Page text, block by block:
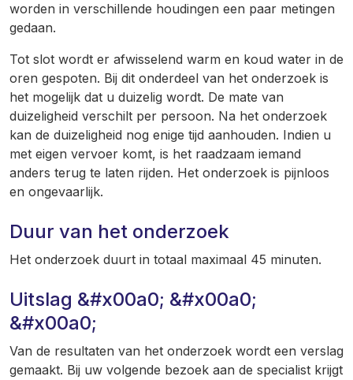
worden in verschillende houdingen een paar metingen
gedaan.
Tot slot wordt er afwisselend warm en koud water in de
oren gespoten. Bij dit onderdeel van het onderzoek is
het mogelijk dat u duizelig wordt. De mate van
duizeligheid verschilt per persoon. Na het onderzoek
kan de duizeligheid nog enige tijd aanhouden. Indien u
met eigen vervoer komt, is het raadzaam iemand
anders terug te laten rijden. Het onderzoek is pijnloos
en ongevaarlijk.
Duur van het onderzoek
Het onderzoek duurt in totaal maximaal 45 minuten.
Uitslag &#x00a0; &#x00a0;
&#x00a0;
Van de resultaten van het onderzoek wordt een verslag
gemaakt. Bij uw volgende bezoek aan de specialist krijgt